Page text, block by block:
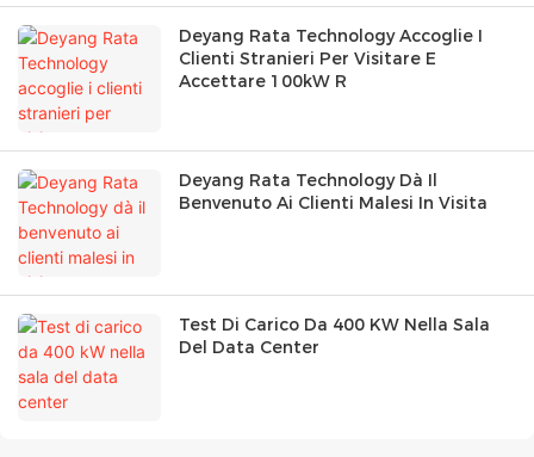
Deyang Rata Technology Accoglie I
Clienti Stranieri Per Visitare E
Accettare 100kW R
Deyang Rata Technology Dà Il
Benvenuto Ai Clienti Malesi In Visita
Test Di Carico Da 400 KW Nella Sala
Del Data Center